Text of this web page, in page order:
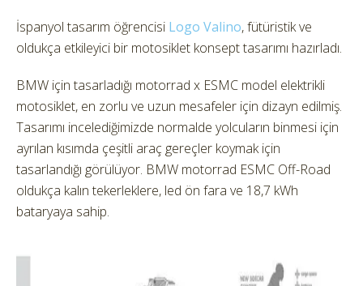
İspanyol tasarım öğrencisi Logo Valino, fütüristik ve
oldukça etkileyici bir motosiklet konsept tasarımı hazırladı.
BMW için tasarladığı motorrad x ESMC model elektrikli
motosiklet, en zorlu ve uzun mesafeler için dizayn edilmiş.
Tasarımı incelediğimizde normalde yolcuların binmesi için
ayrılan kısımda çeşitli araç gereçler koymak için
tasarlandığı görülüyor. BMW motorrad ESMC Off-Road
oldukça kalın tekerleklere, led ön fara ve 18,7 kWh
bataryaya sahip.